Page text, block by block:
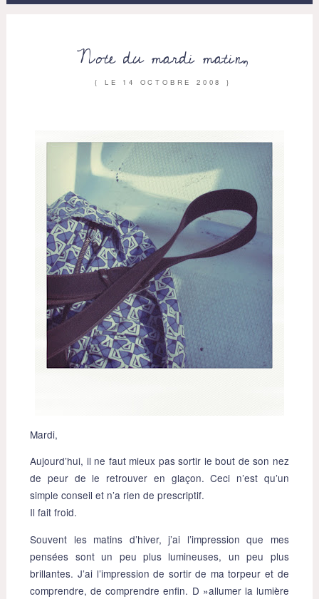
Note du mardi matin,
{ LE 14 OCTOBRE 2008 }
Mardi,
Aujourd’hui, il ne faut mieux pas sortir le bout de son nez
de peur de le retrouver en glaçon. Ceci n’est qu’un
simple conseil et n’a rien de prescriptif.
Il fait froid.
Souvent les matins d’hiver, j’ai l’impression que mes
pensées sont un peu plus lumineuses, un peu plus
brillantes. J’ai l’impression de sortir de ma torpeur et de
comprendre, de comprendre enfin. D »allumer la lumière